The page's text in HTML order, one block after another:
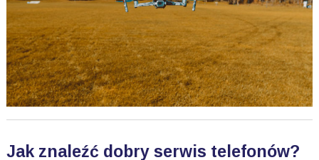
Jak znaleźć dobry serwis telefonów?